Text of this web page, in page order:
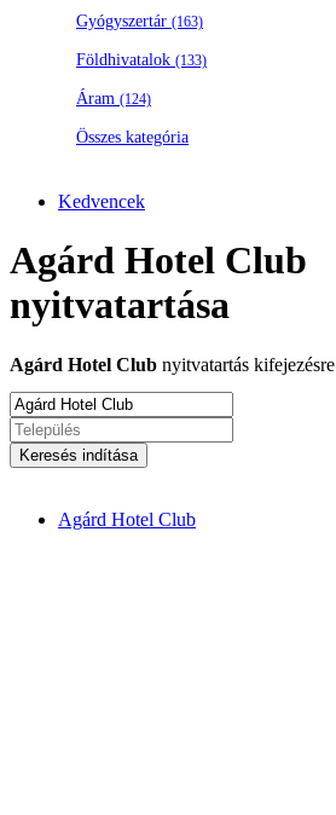
Gyógyszertár (163)
Földhivatalok (133)
Áram (124)
Összes kategória
Kedvencek
Agárd Hotel Club
nyitvatartása
Agárd Hotel Club nyitvatartás kifejezésre
Keresés indítása
Agárd Hotel Club